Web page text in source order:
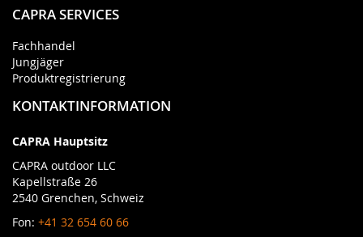
CAPRA SERVICES
Fachhandel
Jungjäger
Produktregistrierung
KONTAKTINFORMATION
CAPRA Hauptsitz
CAPRA outdoor LLC
Kapellstraße 26
2540 Grenchen, Schweiz
Fon: +41 32 654 60 66